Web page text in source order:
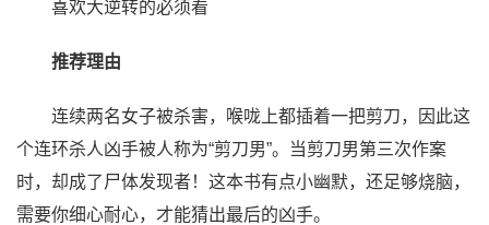
喜欢大逆转的必须看
推荐理由
连续两名女子被杀害，喉咙上都插着一把剪刀，因此这
个连环杀人凶手被人称为“剪刀男”。当剪刀男第三次作案
时，却成了尸体发现者！这本书有点小幽默，还足够烧脑，
需要你细心耐心，才能猜出最后的凶手。